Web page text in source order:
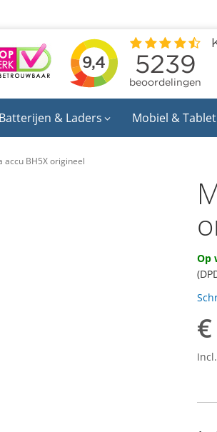
Batterijen & Laders Mobiel &
accu BH5X origineel
Op